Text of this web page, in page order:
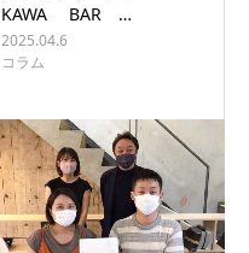
KAWA BAR …
2025.04.6
コラム